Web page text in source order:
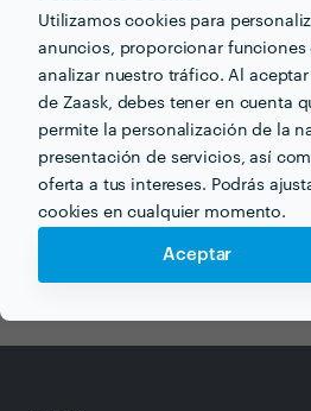
Utilizamos cookies para
anuncios, proporcionar funciones
analizar nuestro tráfico. Al
de Zaask, debes tener en cuenta
permite la personalización de la
presentación de servicios, así
oferta a tus intereses. Podrás
cookies en cualquier momento.
Aceptar
Otros servicios proporcionados
Organización del Hogar en
Proyectos Arquitectónicos en